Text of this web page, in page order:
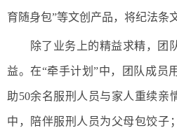
育随身包”等文创产品，将纪法条
除了业务上的精益求精，团
益。在“牵手计划”中，团队成员
助50余名服刑人员与家人重续亲
中，陪伴服刑人员为父母包饺子